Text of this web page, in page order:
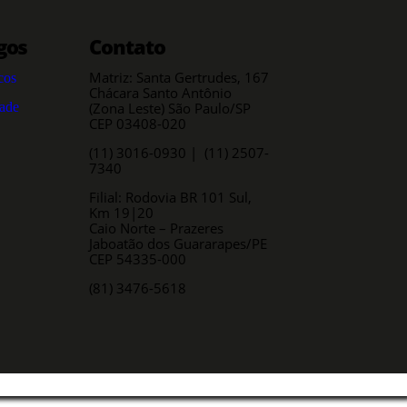
Contato
Matriz: Santa Gertrudes, 167
Chácara Santo Antônio
(Zona Leste) São Paulo/SP
CEP 03408-020
(11) 3016-0930​ | (11) 2507-
7340
Filial: Rodovia BR 101 Sul,
Km 19|20
Caio Norte – Prazeres
Jaboatão dos Guararapes/PE
CEP 54335-000
(81) 3476-5618